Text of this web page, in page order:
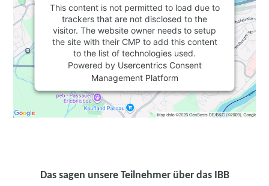
This content is not permitted to load due to
trackers that are not disclosed to the
visitor. The website owner needs to setup
the site with their CMP to add this content
to the list of technologies used.
Powered by Usercentrics Consent
Management Platform
Das sagen unsere Teilnehmer über das IBB